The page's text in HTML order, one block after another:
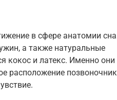
в сфере анатомии
а также натуральные
кокос и латекс. Именно они
расположение